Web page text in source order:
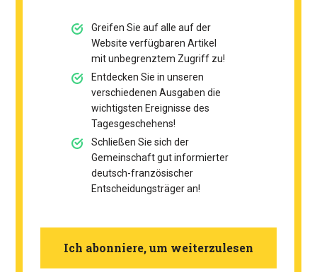
Greifen Sie auf alle auf der
Website verfügbaren Artikel
mit unbegrenztem Zugriff zu!
Entdecken Sie in unseren
verschiedenen Ausgaben die
wichtigsten Ereignisse des
Tagesgeschehens!
Schließen Sie sich der
Gemeinschaft gut informierter
deutsch-französischer
Entscheidungsträger an!
Ich abonniere, um weiterzulesen